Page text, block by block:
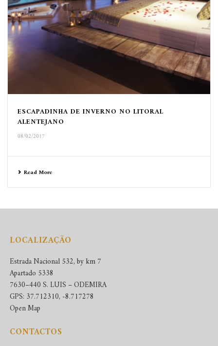
ESCAPADINHA DE INVERNO NO LITORAL
ALENTEJANO
08/02/2017
Read More
LOCALIZAÇÃO
Estrada Nacional 532, by km 7
Apartado 5338
7630–440 S. LUIS – ODEMIRA
GPS: 37.712310, -8.717278
Open Map
CONTACTOS